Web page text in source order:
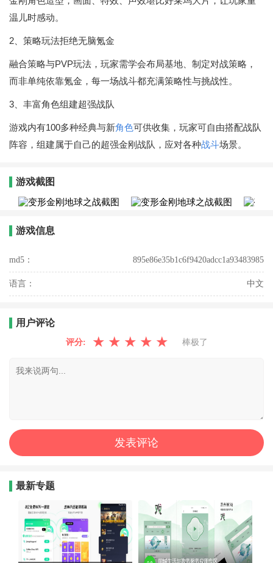
温儿时感动。
2、策略玩法拒绝无脑氪金
融合策略与PVP玩法，玩家需学会布局基地、制定对战策略，
而非单纯依靠氪金，每一场战斗都充满策略性与挑战性。
3、丰富角色组建超强战队
游戏内有100多种经典与新角色可供收集，玩家可自由搭配战队
阵容，组建属于自己的超强金刚战队，应对各种战斗场景。
游戏截图
游戏信息
md5： 895e86e35b1c6f9420adcc1a93483985
语言： 中文
用户评论
评分: ★ ★ ★ ★ ★ 棒极了
最新专题